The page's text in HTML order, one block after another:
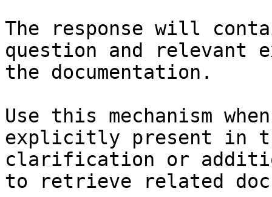
The response will
question and relevant
the documentation.
Use this mechanism
explicitly present in
clarification or